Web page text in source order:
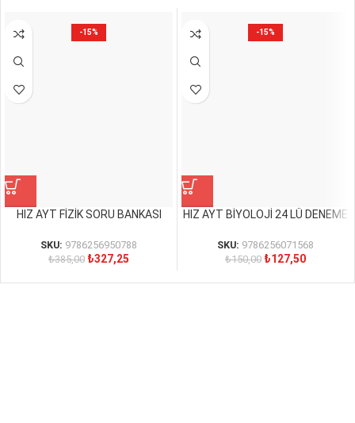
-15%
HIZ AYT FİZİK SORU BANKASI
SKU: 9786256950788
₺385,00 ₺327,25
-15%
HIZ AYT BİYOLOJİ 24 LÜ DENEME
SKU: 9786256071568
₺150,00 ₺127,50